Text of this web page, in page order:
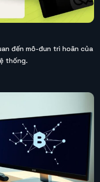
đến mô-đun trì hoãn của
thống.